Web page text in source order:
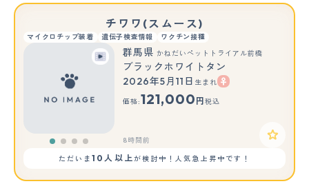
チワワ(スムース)
マイクロチップ装着 遺伝子検査情報 ワクチン接種
群馬県 かねだいペットトライアル前橋
ブラックホワイトタン
2026年5月11日 生まれ
価格:121,000 円 税込
8時間前
ただいま10人以上が検討中！人気急上昇中です！